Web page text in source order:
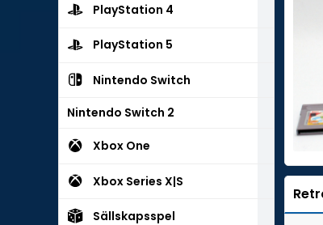
PlayStation 4
PlayStation 5
Nintendo Switch
Nintendo Switch 2
Xbox One
Xbox Series X|S
Sällskapsspel